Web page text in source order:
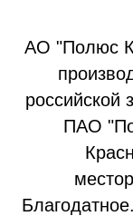
АО "Полюс
российской
ПАО